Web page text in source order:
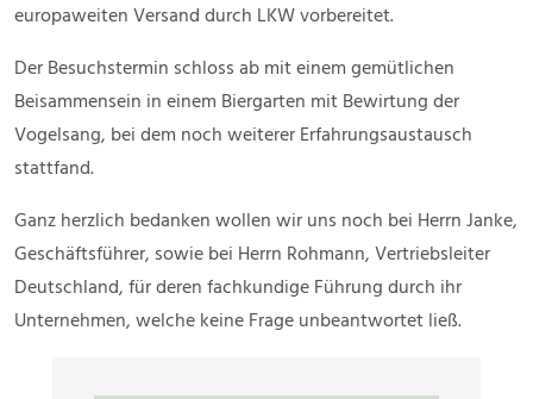
europaweiten Versand durch LKW vorbereitet.
Der Besuchstermin schloss ab mit einem gemütlichen
Beisammensein in einem Biergarten mit Bewirtung der
Vogelsang, bei dem noch weiterer Erfahrungsaustausch
stattfand.
Ganz herzlich bedanken wollen wir uns noch bei Herrn Janke,
Geschäftsführer, sowie bei Herrn Rohmann, Vertriebsleiter
Deutschland, für deren fachkundige Führung durch ihr
Unternehmen, welche keine Frage unbeantwortet ließ.